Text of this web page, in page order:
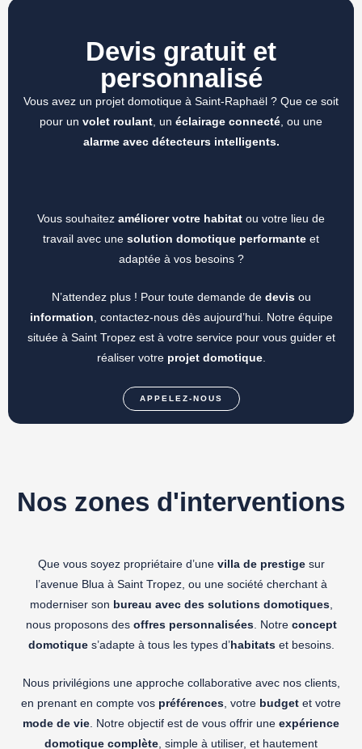
Devis gratuit et
personnalisé
Vous avez un projet domotique à Saint-Raphaël ? Que ce soit
pour un volet roulant , un éclairage connecté , ou une
alarme avec détecteurs intelligents.
Vous souhaitez améliorer votre habitat ou votre lieu de
travail avec une solution domotique performante et
adaptée à vos besoins ?
N’attendez plus ! Pour toute demande de devisou
information , contactez-nous dès aujourd’hui. Notre équipe
située à Saint Tropez est à votre service pour vous guider et
réaliser votre projet domotique.
APPELEZ-NOUS
Nos zones d'interventions
Que vous soyez propriétaire d’une villa de prestigesur
l’avenue Blua à Saint Tropez, ou une société cherchant à
moderniser son bureau avec des solutions domotiques,
nous proposons des offres personnalisées. Notre concept
domotiques’adapte à tous les types d’habitatset besoins.
Nous privilégions une approche collaborative avec nos clients,
en prenant en compte vos préférences , votre budget et votre
mode de vie . Notre objectif est de vous offrir une expérience
domotique complète , simple à utiliser, et hautement